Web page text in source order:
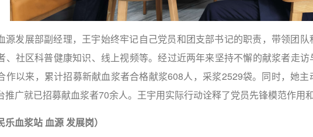
源发展部副经理，王宇始终牢记自己党员和团支部书记的职责，带领团
、社区科普健康知识、线上视频等。经过近两年来坚持不懈的献浆者走
作以来，累计招募新献血浆者合格献浆608人，采浆2529袋。同时，她
推广就已招募献血浆者70余人。王宇用实际行动诠释了党员先锋模范作用
乐血浆站血源发展岗）